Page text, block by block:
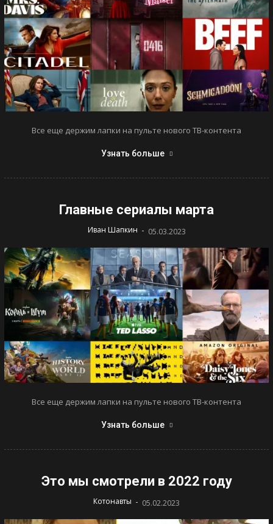
Все еще держим лапки на пульте нового ТВ-контента
Узнать больше
Главные сериалы марта
Иван Шапкин - 05.03.2023
Все еще держим лапки на пульте нового ТВ-контента
Узнать больше
Это мы смотрели в 2022 году
Котонавты - 05.02.2023